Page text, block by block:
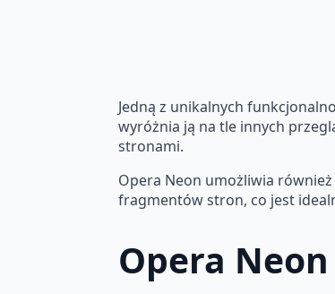
Jedną z unikalnych
wyróżnia ją na tle innych
stronami.
Opera Neon umożliwia
fragmentów stron, co jest
Opera